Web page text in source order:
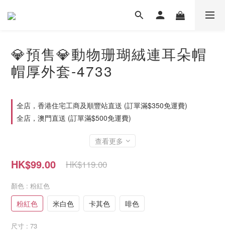
💎預售💎動物珊瑚絨連耳朵帽
帽厚外套-4733
全店，香港住宅工商及順豐站直送 (訂單滿$350免運費)
全店，澳門直送 (訂單滿$500免運費)
查看更多
HK$99.00 HK$119.00
顏色 : 粉紅色
粉紅色 米白色 卡其色 啡色
尺寸 : 73